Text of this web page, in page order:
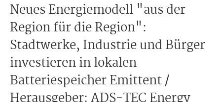
Neues Energiemodell "aus der
Region für die Region":
Stadtwerke, Industrie und Bürger
investieren in lokalen
Batteriespeicher Emittent /